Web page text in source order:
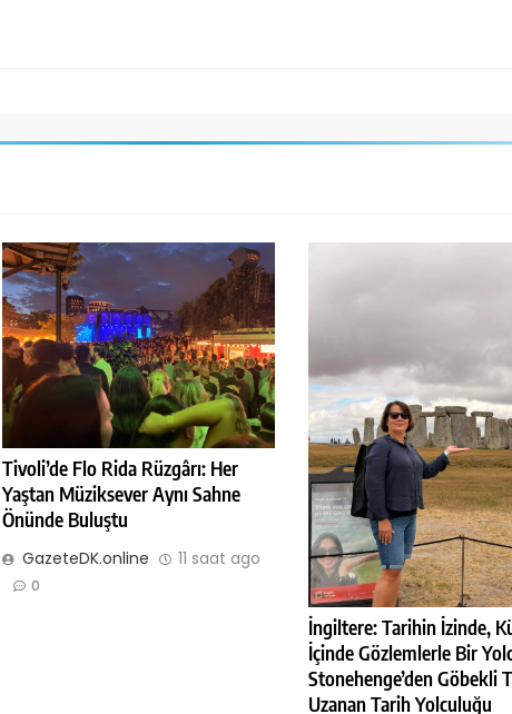
Tivoli’de Flo Rida Rüzgârı: Her
Yaştan Müziksever Aynı Sahne
Önünde Buluştu
GazeteDK.online 11 saat ago
0
İngiltere: Tarihin İzinde,
İçinde Gözlemlerle Bir
Stonehenge’den Göbekli
Uzanan Tarih Yolculuğu